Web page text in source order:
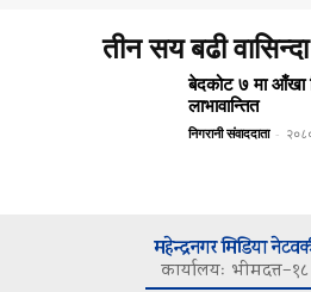
तीन सय बढी
बेदकोट ७ मा आँखा
लाभावान्तित
निगरानी संवाददाता -
महेन्द्रनगर मिडिया
कार्यालयः